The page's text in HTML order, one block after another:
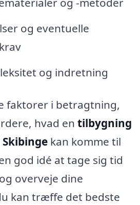
og eventuelle
og indretning
faktorer i betragtning,
hvad en tilbygning
kan komme til
god idé at tage sig tid
overveje dine
kan træffe det bedste